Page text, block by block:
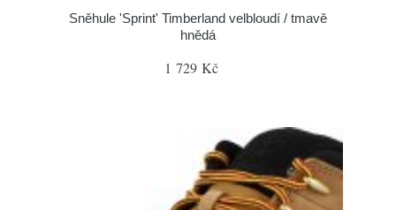
Sněhule 'Sprint' Timberland velbloudí / tmavě
hnědá
1 729 Kč